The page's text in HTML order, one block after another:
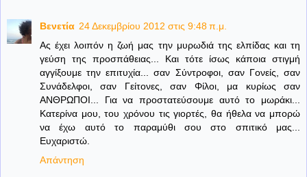
Βενετία 24 Δεκεμβρίου 2012 στις 9:48 π.μ.
Ας έχει λοιπόν η ζωή μας την μυρωδιά της ελπίδας και τη
γεύση της προσπάθειας... Και τότε ίσως κάποια στιγμή
αγγίξουμε την επιτυχία... σαν Σύντροφοι, σαν Γονείς, σαν
Συνάδελφοι, σαν Γείτονες, σαν Φίλοι, μα κυρίως σαν
ΑΝΘΡΩΠΟΙ... Για να προστατεύσουμε αυτό το μωράκι...
Κατερίνα μου, του χρόνου τις γιορτές, θα ήθελα να μπορώ
να έχω αυτό το παραμύθι σου στο σπιτικό μας...
Ευχαριστώ.
Απάντηση